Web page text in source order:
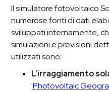
Il simulatore fotovoltaico
numerose fonti di dati
sviluppati internamente,
simulazioni e previsioni
utilizzati sono:
L’irraggiamento
'Photovoltaic